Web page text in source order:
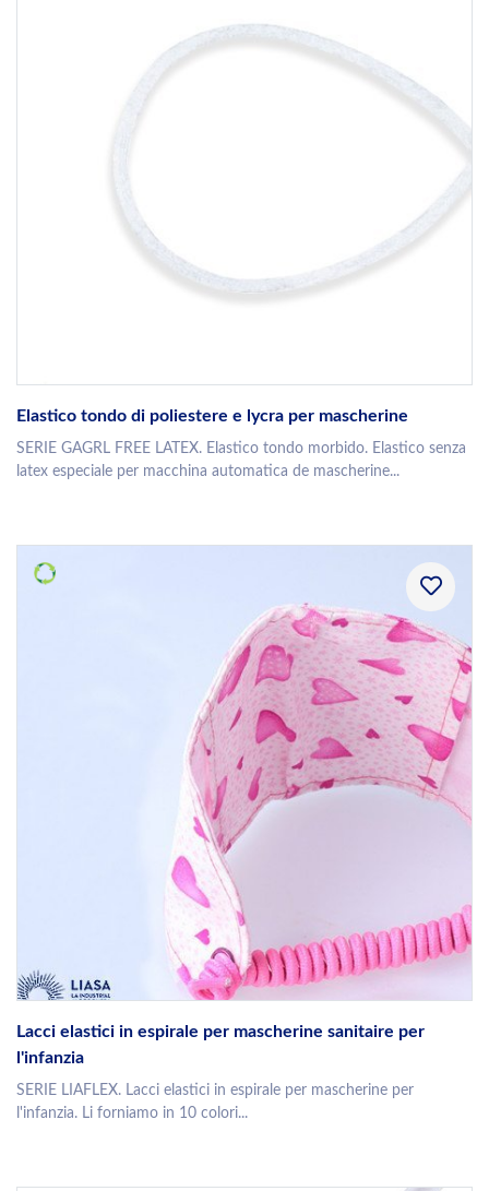
Elastico tondo di poliestere e lycra per mascherine
SERIE GAGRL FREE LATEX. Elastico tondo morbido. Elastico senza
latex especiale per macchina automatica de mascherine...
Lacci elastici in espirale per mascherine sanitaire per
l'infanzia
SERIE LIAFLEX. Lacci elastici in espirale per mascherine per
l'infanzia. Li forniamo in 10 colori...